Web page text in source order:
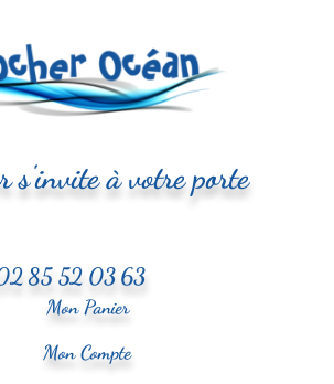
s'invite à votre porte
85 52 03 63
Mon Panier
Mon Compte